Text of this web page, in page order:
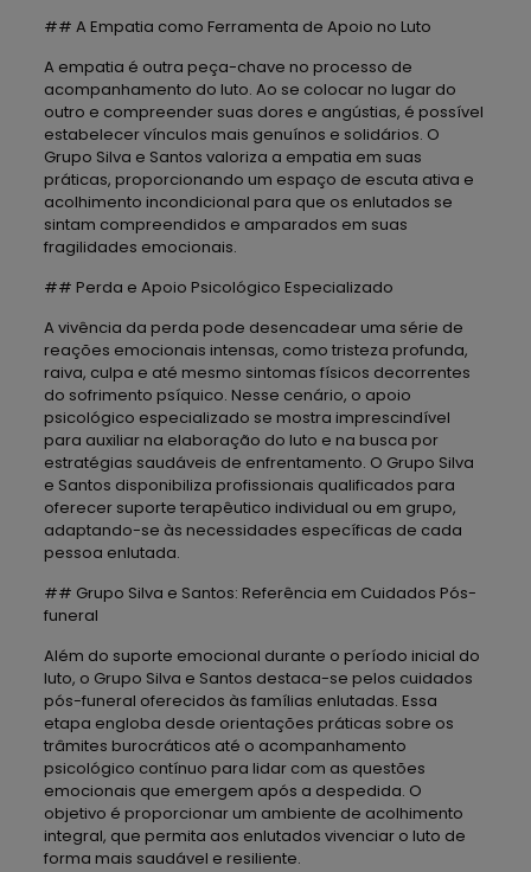
## A Empatia como Ferramenta de Apoio no Luto
A empatia é outra peça-chave no processo de
acompanhamento do luto. Ao se colocar no lugar do
outro e compreender suas dores e angústias, é possível
estabelecer vínculos mais genuínos e solidários. O
Grupo Silva e Santos valoriza a empatia em suas
práticas, proporcionando um espaço de escuta ativa e
acolhimento incondicional para que os enlutados se
sintam compreendidos e amparados em suas
fragilidades emocionais.
## Perda e Apoio Psicológico Especializado
A vivência da perda pode desencadear uma série de
reações emocionais intensas, como tristeza profunda,
raiva, culpa e até mesmo sintomas físicos decorrentes
do sofrimento psíquico. Nesse cenário, o apoio
psicológico especializado se mostra imprescindível
para auxiliar na elaboração do luto e na busca por
estratégias saudáveis de enfrentamento. O Grupo Silva
e Santos disponibiliza profissionais qualificados para
oferecer suporte terapêutico individual ou em grupo,
adaptando-se às necessidades específicas de cada
pessoa enlutada.
## Grupo Silva e Santos: Referência em Cuidados Pós-
funeral
Além do suporte emocional durante o período inicial do
luto, o Grupo Silva e Santos destaca-se pelos cuidados
pós-funeral oferecidos às famílias enlutadas. Essa
etapa engloba desde orientações práticas sobre os
trâmites burocráticos até o acompanhamento
psicológico contínuo para lidar com as questões
emocionais que emergem após a despedida. O
objetivo é proporcionar um ambiente de acolhimento
integral, que permita aos enlutados vivenciar o luto de
forma mais saudável e resiliente.